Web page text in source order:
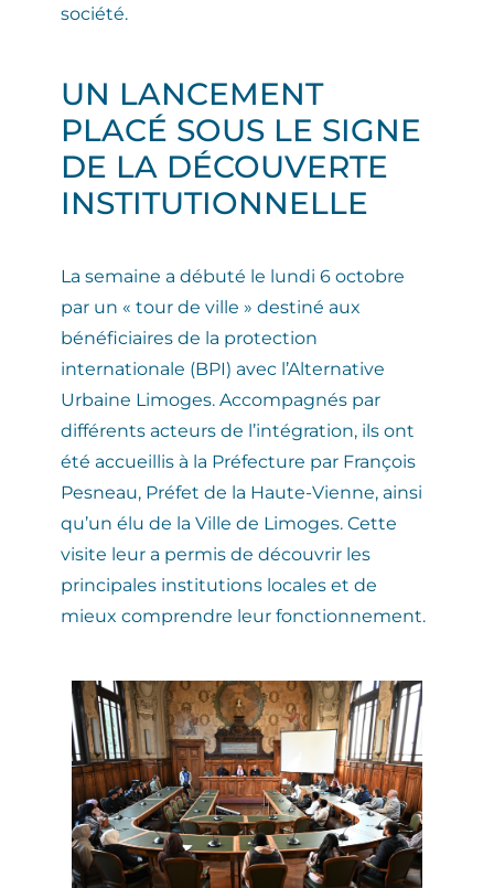
société.
UN LANCEMENT
PLACÉ SOUS LE SIGNE
DE LA DÉCOUVERTE
INSTITUTIONNELLE
La semaine a débuté le lundi 6 octobre
par un « tour de ville » destiné aux
bénéficiaires de la protection
internationale (BPI) avec l’Alternative
Urbaine Limoges. Accompagnés par
différents acteurs de l’intégration, ils ont
été accueillis à la Préfecture par François
Pesneau, Préfet de la Haute-Vienne, ainsi
qu’un élu de la Ville de Limoges. Cette
visite leur a permis de découvrir les
principales institutions locales et de
mieux comprendre leur fonctionnement.